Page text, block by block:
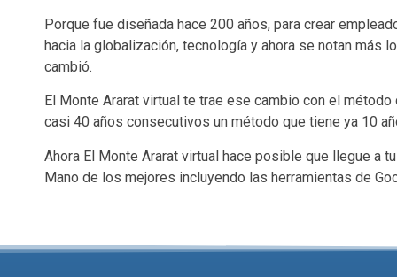
Porque fue diseñada hace 200 años, para crear
hacia la globalización, tecnología y ahora se notan más
cambió.
El Monte Ararat virtual te trae ese cambio con el
casi 40 años consecutivos un método que tiene ya 10
Ahora El Monte Ararat virtual hace posible que llegue a
Mano de los mejores incluyendo las herramientas de